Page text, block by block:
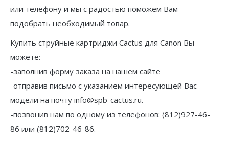
или телефону и мы с радостью поможем Вам
подобрать необходимый товар.
Купить струйные картриджи Cactus для Canon Вы
можете:
-заполнив форму заказа на нашем сайте
-отправив письмо с указанием интересующей Вас
модели на почту info@spb-cactus.ru.
-позвонив нам по одному из телефонов: (812)927-46-
86 или (812)702-46-86.